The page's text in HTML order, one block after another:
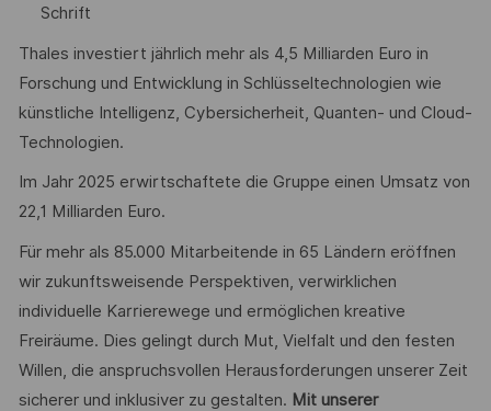
Schrift
Thales investiert jährlich mehr als 4,5 Milliarden Euro in
Forschung und Entwicklung in Schlüsseltechnologien wie
künstliche Intelligenz, Cybersicherheit, Quanten- und Cloud-
Technologien.
Im Jahr 2025 erwirtschaftete die Gruppe einen Umsatz von
22,1 Milliarden Euro.
Für mehr als 85.000 Mitarbeitende in 65 Ländern eröffnen
wir zukunftsweisende Perspektiven, verwirklichen
individuelle Karrierewege und ermöglichen kreative
Freiräume. Dies gelingt durch Mut, Vielfalt und den festen
Willen, die anspruchsvollen Herausforderungen unserer Zeit
sicherer und inklusiver zu gestalten. Mit unserer